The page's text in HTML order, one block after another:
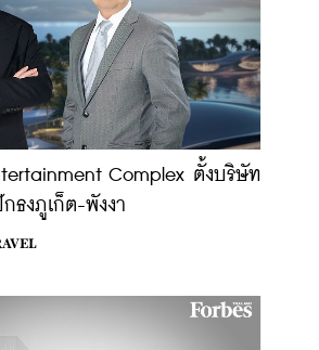
Complex ตั้งบริษัท
ธงภูเก็ต-พังงา